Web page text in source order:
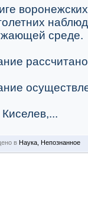
среде.
в Наука Непознанное